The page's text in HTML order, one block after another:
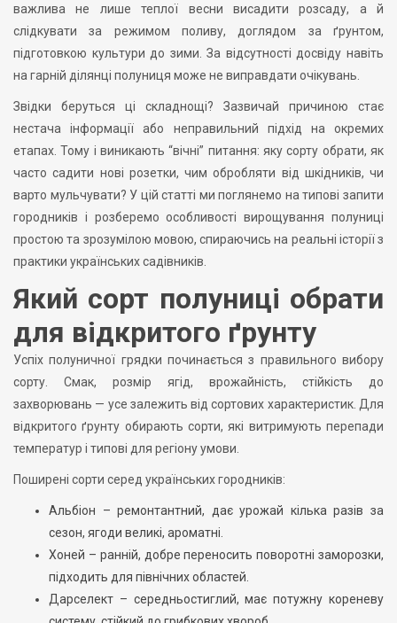
важлива не лише теплої весни висадити розсаду, а й
слідкувати за режимом поливу, доглядом за ґрунтом,
підготовкою культури до зими. За відсутності досвіду навіть
на гарній ділянці полуниця може не виправдати очікувань.
Звідки беруться ці складнощі? Зазвичай причиною стає
нестача інформації або неправильний підхід на окремих
етапах. Тому і виникають “вічні” питання: яку сорту обрати, як
часто садити нові розетки, чим обробляти від шкідників, чи
варто мульчувати? У цій статті ми поглянемо на типові запити
городників і розберемо особливості вирощування полуниці
простою та зрозумілою мовою, спираючись на реальні історії з
практики українських садівників.
Який сорт полуниці обрати
для відкритого ґрунту
Успіх полуничної грядки починається з правильного вибору
сорту. Смак, розмір ягід, врожайність, стійкість до
захворювань — усе залежить від сортових характеристик. Для
відкритого ґрунту обирають сорти, які витримують перепади
температур і типові для регіону умови.
Поширені сорти серед українських городників:
Альбіон – ремонтантний, дає урожай кілька разів за
сезон, ягоди великі, ароматні.
Хоней – ранній, добре переносить поворотні заморозки,
підходить для північних областей.
Дарселект – середньостиглий, має потужну кореневу